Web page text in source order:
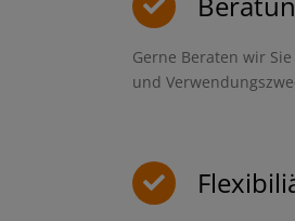
Gerne Beraten wir
und